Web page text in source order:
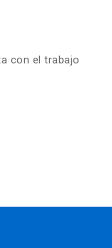
con el trabajo